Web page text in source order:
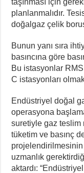
taşınması için
planlanmalıdır.
doğalgaz çelik
Bunun yanı sıra
basıncına göre
Bu istasyonlar RMS
C istasyonları
Endüstriyel doğal
operasyona
suretiyle gaz teslim
tüketim ve basınç
uzmanlık
aktardı: